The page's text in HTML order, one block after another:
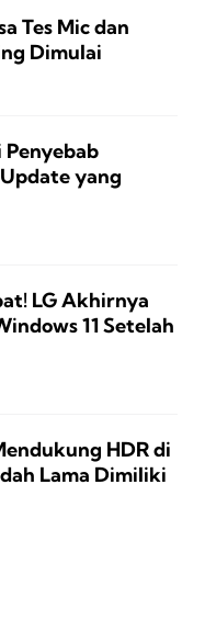
Tes Mic dan
Dimulai
Penyebab
yang
LG Akhirnya
11 Setelah
HDR di
Lama Dimiliki